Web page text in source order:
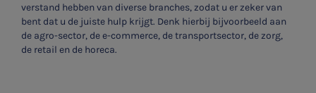

verstand hebben van diverse branches, zodat u er zeker van
bent dat u de juiste hulp krijgt. Denk hierbij bijvoorbeeld aan
de agro-sector, de e-commerce, de transportsector, de zorg,
de retail en de horeca.